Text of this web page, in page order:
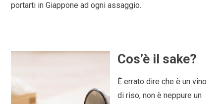
portarti in Giappone ad ogni assaggio.
Cos’è il sake?
È errato dire che è un vino
di riso, non è neppure un